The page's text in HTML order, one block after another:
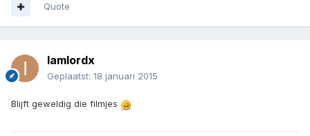
Quote
Iamlordx
Geplaatst: 18 januari 2015
Blijft geweldig die filmjes